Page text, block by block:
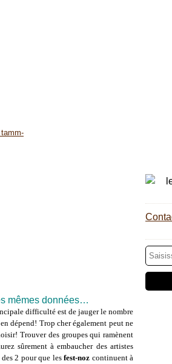
mêmes données…
difficulté est de jauger le nombre
dépend! Trop cher également peut ne
Trouver des groupes qui ramènent
sûrement à embaucher des artistes
2 pour que les fest-noz continuent à